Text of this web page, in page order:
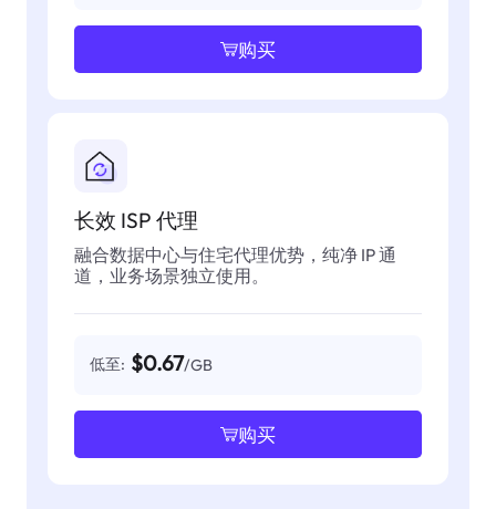
购买
长效 ISP 代理
融合数据中心与住宅代理优势，纯净 IP 通
道，业务场景独立使用。
低至: $0.67/GB
购买